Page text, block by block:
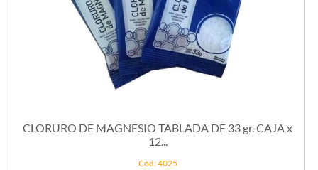
CLORURO DE MAGNESIO TABLADA DE 33 gr. CAJA x
12...
Cód: 4025